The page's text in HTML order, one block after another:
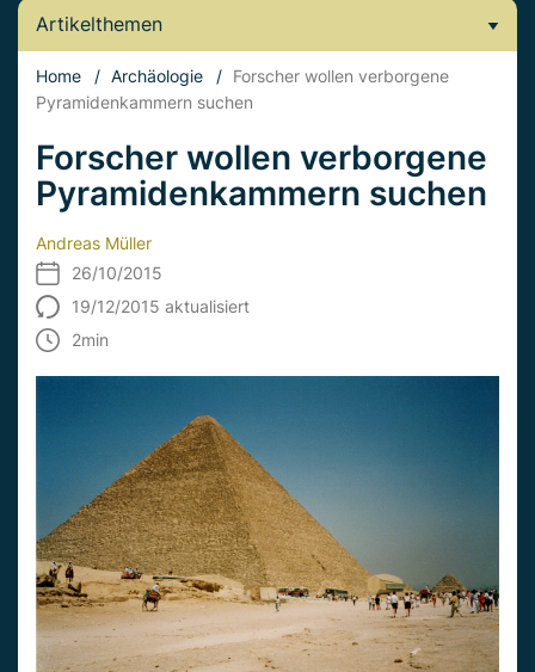
Artikelthemen
Home / Archäologie / Forscher wollen verborgene
Pyramidenkammern suchen
Forscher wollen verborgene
Pyramidenkammern suchen
Andreas Müller
26/10/2015
19/12/2015 aktualisiert
2min